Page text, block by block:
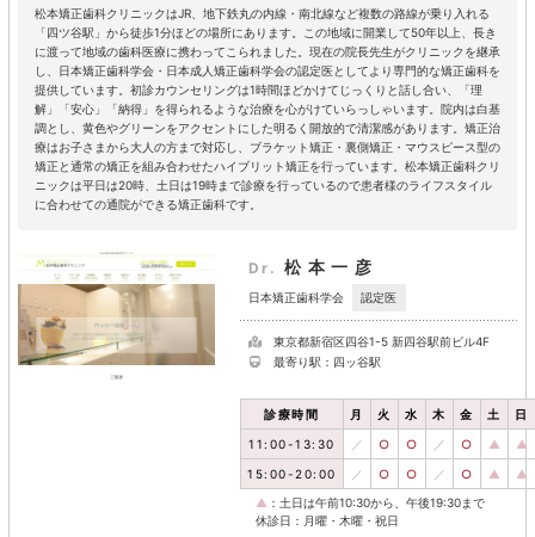
松本矯正歯科クリニックはJR、地下鉄丸の内線・南北線など複数の路線が乗り入れる
「四ツ谷駅」から徒歩1分ほどの場所にあります。この地域に開業して50年以上、長き
に渡って地域の歯科医療に携わってこられました。現在の院長先生がクリニックを継承
し、日本矯正歯科学会・日本成人矯正歯科学会の認定医としてより専門的な矯正歯科を
提供しています。初診カウンセリングは1時間ほどかけてじっくりと話し合い、「理
解」「安心」「納得」を得られるような治療を心がけていらっしゃいます。院内は白基
調とし、黄色やグリーンをアクセントにした明るく開放的で清潔感があります。矯正治
療はお子さまから大人の方まで対応し、ブラケット矯正・裏側矯正・マウスピース型の
矯正と通常の矯正を組み合わせたハイブリット矯正を行っています。松本矯正歯科クリ
ニックは平日は20時、土日は19時まで診療を行っているので患者様のライフスタイル
に合わせての通院ができる矯正歯科です。
Dr. 松本一彦
日本矯正歯科学会 認定医
東京都新宿区四谷1-5 新四谷駅前ビル4F
最寄り駅：四ッ谷駅
診療時間 月 火 水 木 金 土 日
11:00-13:30 ／ ○ ○ ／ ○ ▲ ▲
15:00-20:00 ／ ○ ○ ／ ○ ▲ ▲
▲ ：土日は午前10:30から、午後19:30まで
休診日：月曜・木曜・祝日